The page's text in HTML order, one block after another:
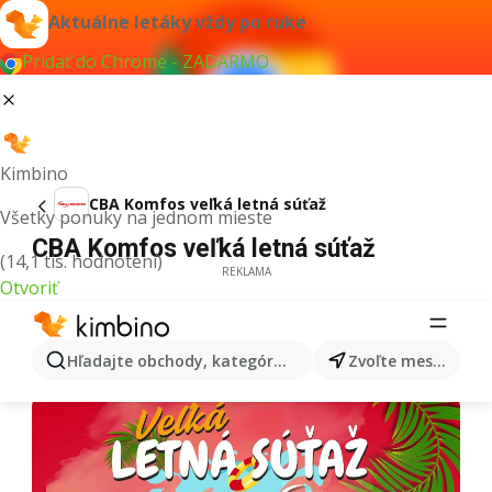
Aktuálne letáky vždy po ruke
Pridať do Chrome - ZADARMO
Kimbino
Všetky ponuky na jednom mieste
(14,1 tis. hodnotení)
Otvoriť
Hľadajte obchody, kategórie, produkty... Zvoľte mesto
CBA Komfos veľká letná súťaž
CBA Komfos veľká letná súťaž
REKLAMA